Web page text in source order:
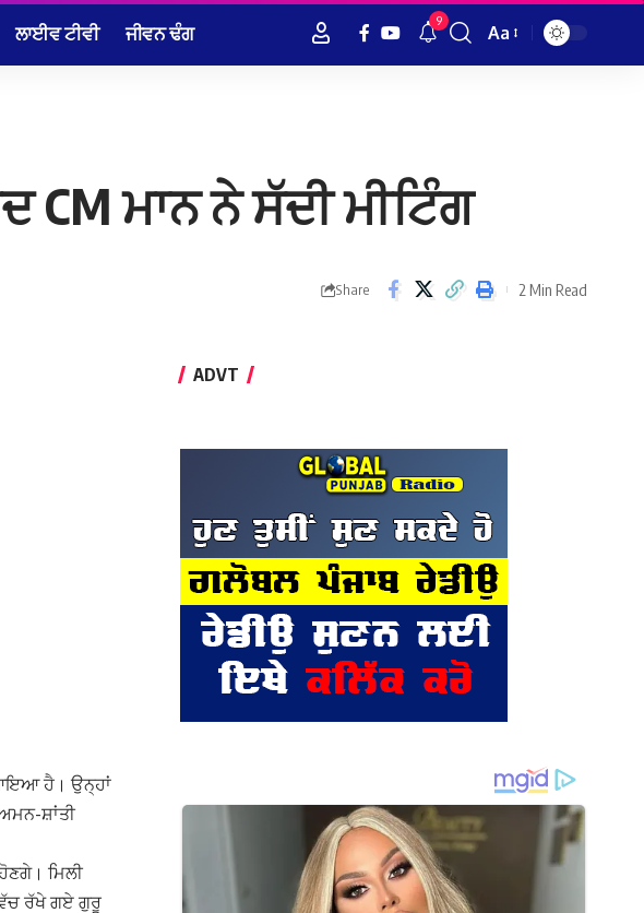
ਲਾਈਵ ਟੀਵੀ ਜੀਵਨ ਢੰਗ 9
Font
Aa
ਮਾਨ ਨੇ ਸੱਦੀ ਮੀਟਿੰਗ
Share 2 Min Read
ਆਇਆ ਹੈ। ਉਨ੍ਹਾਂ
ਸ਼ਾਂਤੀ
ਮਿਲੀ
ਰੱਖੇ ਗਏ ਗੁਰੂ
ADVT